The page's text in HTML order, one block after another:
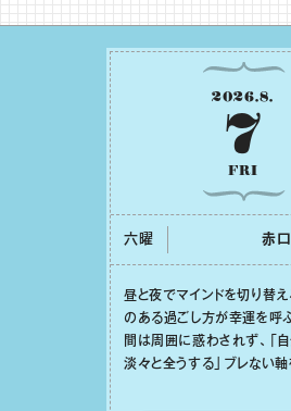
2026.8.
7
FRI
六曜 ⾚⼝
昼と夜でマインドを切り替え
のある過ごし⽅が幸運を呼
間は周囲に惑わされず、「
淡々と全うする」ブレない